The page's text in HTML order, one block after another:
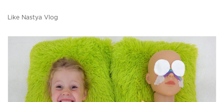
Like Nastya Vlog